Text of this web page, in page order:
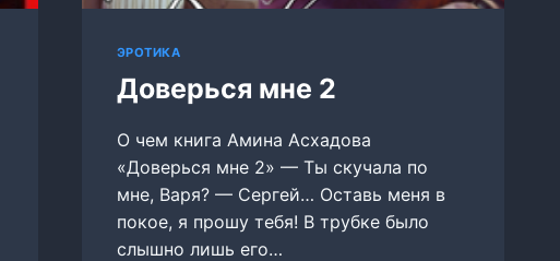
ЭРОТИКА
Доверься мне 2
О чем книга Амина Асхадова
«Доверься мне 2» — Ты скучала по
мне, Варя? — Сергей… Оставь меня в
покое, я прошу тебя! В трубке было
слышно лишь его…